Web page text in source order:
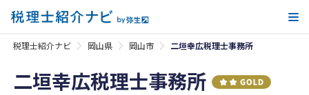
税理士紹介ナビ 岡山県 岡山市 二垣幸広税理士事務所
二垣幸広税理士事務所